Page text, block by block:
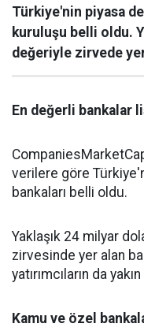
Türkiye'nin piyasa
kuruluşu belli oldu.
değeriyle zirvede
En değerli bankalar
verilere göre
bankaları belli oldu.
Yaklaşık 24 milyar
zirvesinde yer alan
yatırımcıların da
Kamu ve özel